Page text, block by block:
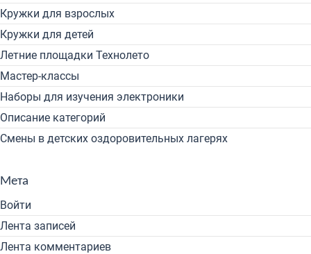
Кружки для взрослых
Кружки для детей
Летние площадки Технолето
Мастер-классы
Наборы для изучения электроники
Описание категорий
Смены в детских оздоровительных лагерях
Мета
Войти
Лента записей
Лента комментариев